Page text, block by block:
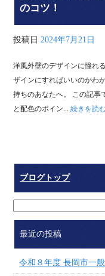
のコツ！
投稿日 2024年7月21日
洋風外壁のデザインに憧れ
ザインにすればいいのかわ
持ちのあなたへ。 この記事
と配色のポイン...続きを読
ブログトップ
最近の投稿
令和８年度 長岡市一